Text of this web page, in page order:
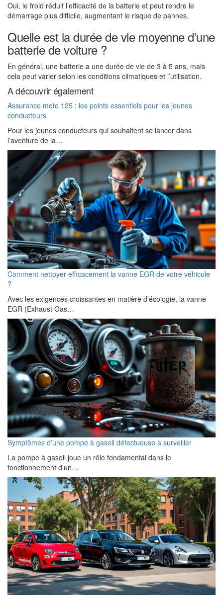
Oui, le froid réduit l’efficacité de la batterie et peut rendre le
démarrage plus difficile, augmentant le risque de pannes.
Quelle est la durée de vie moyenne d’une
batterie de voiture ?
En général, une batterie a une durée de vie de 3 à 5 ans, mais
cela peut varier selon les conditions climatiques et l’utilisation.
A découvrir également
Assurance moto 125 : les points essentiels pour les jeunes
conducteurs
Pour les jeunes conducteurs qui souhaitent se lancer dans
l’aventure de la…
Comment nettoyer efficacement la vanne EGR de votre véhicule
?
Avec les exigences croissantes en matière d’écologie, la vanne
EGR (Exhaust Gas…
Symptômes d’une pompe à gasoil défectueuse à surveiller
La pompe à gasoil joue un rôle fondamental dans le
fonctionnement d’un…